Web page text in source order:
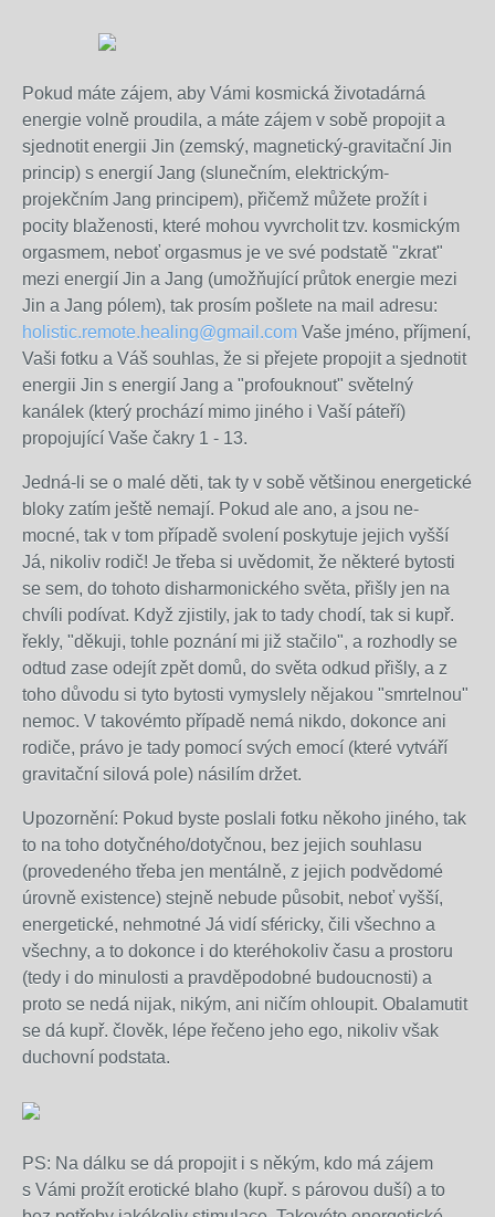
Pokud máte zájem, aby Vámi kosmická životadárná
energie volně proudila, a máte zájem v sobě propojit a
sjednotit energii Jin (zemský, magnetický-gravitační Jin
princip) s energií Jang (slunečním, elektrickým-
projekčním Jang principem), přičemž můžete prožít i
pocity blaženosti, které mohou vyvrcholit tzv. kosmickým
orgasmem, neboť orgasmus je ve své podstatě "zkrat"
mezi energií Jin a Jang (umožňující průtok energie mezi
Jin a Jang pólem), tak prosím pošlete na mail adresu:
holistic.remote.healing@gmail.com Vaše jméno, příjmení,
Vaši fotku a Váš souhlas, že si přejete propojit a sjednotit
energii Jin s energií Jang a "profouknout" světelný
kanálek (který prochází mimo jiného i Vaší páteří)
propojující Vaše čakry 1 - 13.
Jedná-li se o malé děti, tak ty v sobě většinou energetické
bloky zatím ještě nemají. Pokud ale ano, a jsou ne-
mocné, tak v tom případě svolení poskytuje jejich vyšší
Já, nikoliv rodič! Je třeba si uvědomit, že některé bytosti
se sem, do tohoto disharmonického světa, přišly jen na
chvíli podívat. Když zjistily, jak to tady chodí, tak si kupř.
řekly, "děkuji, tohle poznání mi již stačilo", a rozhodly se
odtud zase odejít zpět domů, do světa odkud přišly, a z
toho důvodu si tyto bytosti vymyslely nějakou "smrtelnou"
nemoc. V takovémto případě nemá nikdo, dokonce ani
rodiče, právo je tady pomocí svých emocí (které vytváří
gravitační silová pole) násilím držet.
Upozornění: Pokud byste poslali fotku někoho jiného, tak
to na toho dotyčného/dotyčnou, bez jejich souhlasu
(provedeného třeba jen mentálně, z jejich podvědomé
úrovně existence) stejně nebude působit, neboť vyšší,
energetické, nehmotné Já vidí sféricky, čili všechno a
všechny, a to dokonce i do kteréhokoliv času a prostoru
(tedy i do minulosti a pravděpodobné budoucnosti) a
proto se nedá nijak, nikým, ani ničím ohloupit. Obalamutit
se dá kupř. člověk, lépe řečeno jeho ego, nikoliv však
duchovní podstata.
PS: Na dálku se dá propojit i s někým, kdo má zájem
s Vámi prožít erotické blaho (kupř. s párovou duší) a to